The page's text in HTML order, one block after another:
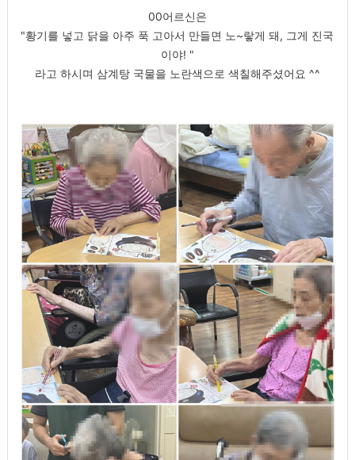
00어르신은
"황기를 넣고 닭을 아주 푹 고아서 만들면 노~랗게 돼, 그게 진국
이야! "
라고 하시며 삼계탕 국물을 노란색으로 색칠해주셨어요 ^^